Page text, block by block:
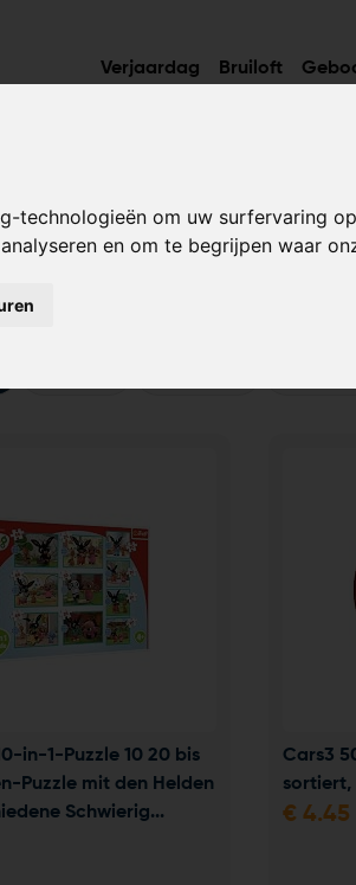
technologieën om uw surfervaring
en om te begrijpen waar
Verjaardag Bruiloft
Cadeau-ideeën
in-1-Puzzle 10 20 bis
Puzzle mit den Helden
Schwierig...
Cars3
sortiert,
€ 4.45